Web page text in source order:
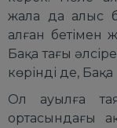
жала да алыс
алған бетімен
Бақа тағы
көрінді де,
Ол ауылға
ортасындағы